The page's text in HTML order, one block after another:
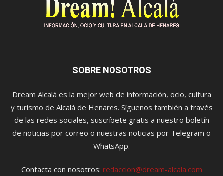
SOBRE NOSOTROS
Dream Alcalá es la mejor web de información, ocio, cultura
y turismo de Alcalá de Henares. Síguenos también a través
de las redes sociales, suscríbete gratis a nuestro boletín
de noticias por correo o nuestras noticias por Telegram o
WhatsApp.
Contacta con nosotros: redaccion@dream-alcala.com